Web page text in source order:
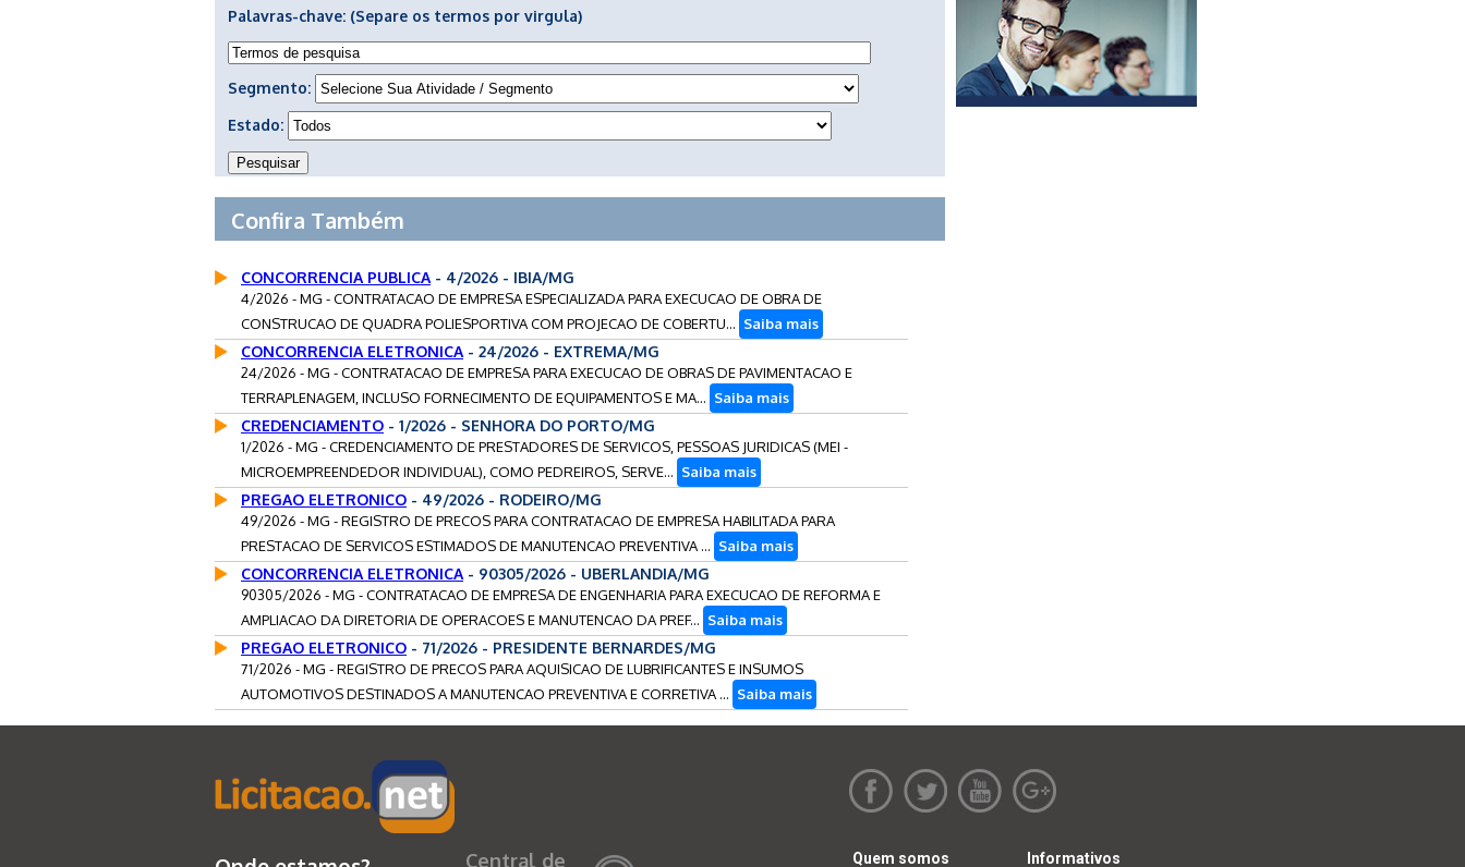
Palavras-chave: (Separe os termos por virgula)
Segmento:
Estado:
Confira Também
CONCORRENCIA PUBLICA - 4/2026 - IBIA/MG
4/2026 - MG - CONTRATACAO DE EMPRESA ESPECIALIZADA PARA EXECUCAO DE OBRA DE
CONSTRUCAO DE QUADRA POLIESPORTIVA COM PROJECAO DE COBERTU... Saiba mais
CONCORRENCIA ELETRONICA - 24/2026 - EXTREMA/MG
24/2026 - MG - CONTRATACAO DE EMPRESA PARA EXECUCAO DE OBRAS DE PAVIMENTACAO E
TERRAPLENAGEM, INCLUSO FORNECIMENTO DE EQUIPAMENTOS E MA... Saiba mais
CREDENCIAMENTO - 1/2026 - SENHORA DO PORTO/MG
1/2026 - MG - CREDENCIAMENTO DE PRESTADORES DE SERVICOS, PESSOAS JURIDICAS (MEI -
MICROEMPREENDEDOR INDIVIDUAL), COMO PEDREIROS, SERVE... Saiba mais
PREGAO ELETRONICO - 49/2026 - RODEIRO/MG
49/2026 - MG - REGISTRO DE PRECOS PARA CONTRATACAO DE EMPRESA HABILITADA PARA
PRESTACAO DE SERVICOS ESTIMADOS DE MANUTENCAO PREVENTIVA ... Saiba mais
CONCORRENCIA ELETRONICA - 90305/2026 - UBERLANDIA/MG
90305/2026 - MG - CONTRATACAO DE EMPRESA DE ENGENHARIA PARA EXECUCAO DE REFORMA E
AMPLIACAO DA DIRETORIA DE OPERACOES E MANUTENCAO DA PREF... Saiba mais
PREGAO ELETRONICO - 71/2026 - PRESIDENTE BERNARDES/MG
71/2026 - MG - REGISTRO DE PRECOS PARA AQUISICAO DE LUBRIFICANTES E INSUMOS
AUTOMOTIVOS DESTINADOS A MANUTENCAO PREVENTIVA E CORRETIVA ... Saiba mais
Central de Quem somos Informativos